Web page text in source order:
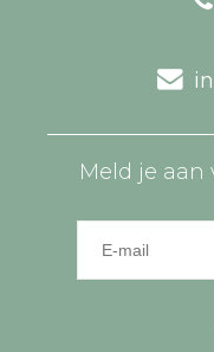
Meld je aan